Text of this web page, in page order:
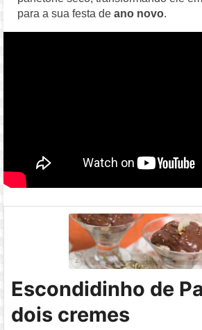
para a sua festa deano novo.
Escondidinho de
dois cremes